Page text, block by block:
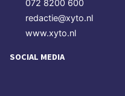
072 8200 600
redactie@xyto.nl
www.xyto.nl
SOCIAL MEDIA